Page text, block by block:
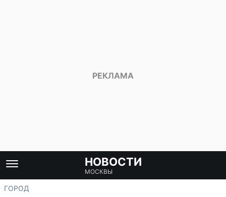
НОВОСТИ
МОСКВЫ
ГОРОД